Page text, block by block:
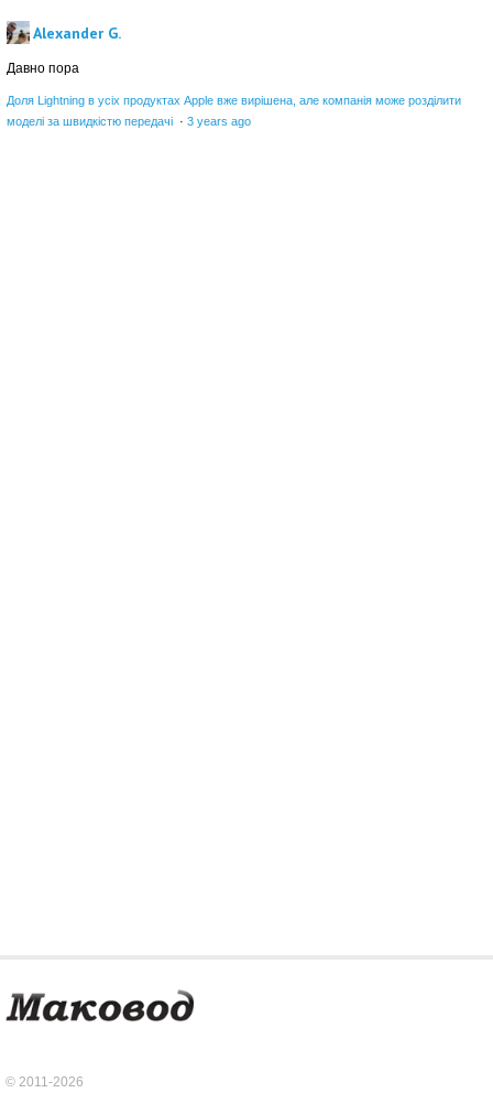
Alexander G.
Давно пора
Доля Lightning в усіх продуктах Apple вже вирішена, але компанія може розділити
моделі за швидкістю передачі · 3 years ago
© 2011-2026